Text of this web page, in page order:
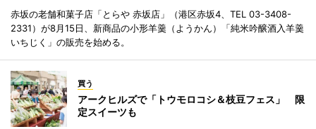
赤坂の老舗和菓子店「とらや 赤坂店」（港区赤坂4、TEL 03-3408-
2331）が8月15日、新商品の小形羊羹（ようかん）「純米吟醸酒入羊羹
いちじく」の販売を始める。
買う
アークヒルズで「トウモロコシ＆枝豆フェス」 限
定スイーツも